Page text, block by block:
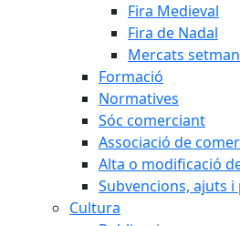
Fira Medieval
Fira de Nadal
Mercats
Formació
Normatives
Sóc comerciant
Associació de
Alta o modificació
Subvencions, ajuts i
Cultura